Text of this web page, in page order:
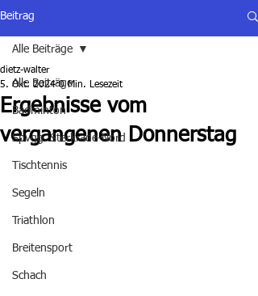
Beitrag
Alle Beiträge
Badminton
Spvgg. Sterkrade-Nord
Tischtennis
Segeln
Triathlon
Breitensport
Schach
Alle Beiträge
Ergebnisse vom
vergangenen Donnerstag
dietz-walter
5. Okt. 2024 0 Min. Lesezeit